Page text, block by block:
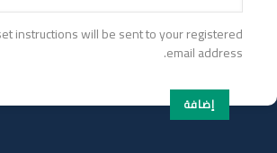
instructions will be sent to your registered
email address.